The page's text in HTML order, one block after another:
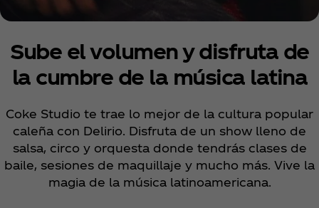
Sube el volumen y disfruta de
la cumbre de la música latina
Coke Studio te trae lo mejor de la cultura popular
caleña con Delirio. Disfruta de un show lleno de
salsa, circo y orquesta donde tendrás clases de
baile, sesiones de maquillaje y mucho más. Vive la
magia de la música latinoamericana.